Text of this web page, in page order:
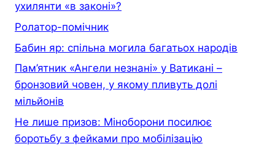
ухилянти «в законі»?
Ролатор-помічник
Бабин яр: спільна могила багатьох народів
Пам’ятник «Ангели незнані» у Ватикані –
бронзовий човен, у якому пливуть долі
мільйонів
Не лише призов: Міноборони посилює
боротьбу з фейками про мобілізацію